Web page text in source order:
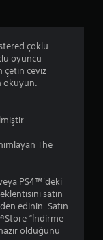
7
ı
z
çoklu
oyuncu
çetin ceviz
okuyun.
-
The
PS4™'deki
satın
edinin. Satın
“İndirme
olduğunu